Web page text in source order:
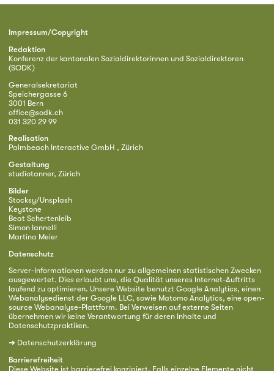
Impressum/Copyright
Redaktion
Konferenz der kantonalen Sozialdirektorinnen und Sozialdirektoren
(SODK)
Generalsekretariat
Speichergasse 6
3001 Bern
office@sodk.ch
031 320 29 99
Realisation
Palmbeach Interactive GmbH , Zürich
Gestaltung
studiotanner, Zürich
Bilder
Stocksy/Unsplash
Keystone
Beat Schertenleib
Simon Iannelli
Martina Meier
Datenschutz
Server-Informationen werden nur zu allgemeinen statistischen Zwecken
ausgewertet. Dies erlaubt uns, die Qualität unseres Internet-Auftritts
laufend zu optimieren. Unsere Website benutzt Google Analytics, einen
Webanalysedienst der Google LLC, sowie Matomo Analytics, eine open-
source Webanalyse-Plattform. Bei Verweisen auf externe Seiten
übernehmen wir keine Verantwortung für deren Inhalte und
Datenschutzpraktiken.
➜ Datenschutzerklärung
Barrierefreiheit
Diese Website ist barrierefrei konzipiert. Falls einzelne Elemente nicht